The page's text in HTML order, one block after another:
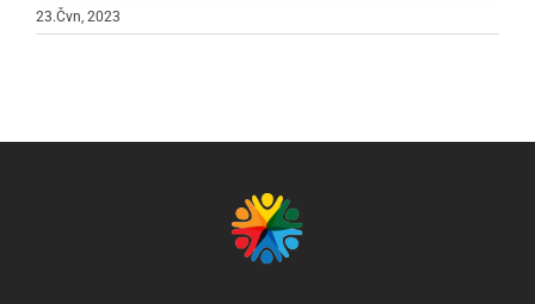
23.Čvn, 2023